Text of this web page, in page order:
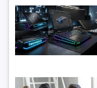
Hyper-V
Group Policy
Join Domain
Azure AD